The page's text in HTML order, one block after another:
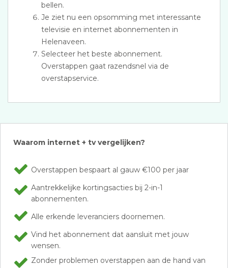
bellen.
Je ziet nu een opsomming met interessante
televisie en internet abonnementen in
Helenaveen.
Selecteer het beste abonnement.
Overstappen gaat razendsnel via de
overstapservice.
Waarom internet + tv vergelijken?
Overstappen bespaart al gauw €100 per jaar
Aantrekkelijke kortingsacties bij 2-in-1
abonnementen.
Alle erkende leveranciers doornemen.
Vind het abonnement dat aansluit met jouw
wensen.
Zonder problemen overstappen aan de hand van